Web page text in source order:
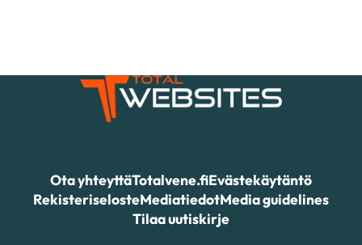
Ota yhteyttäTotalvene.fiEvästekäytäntö
RekisteriselosteMediatiedotMedia guidelines
Tilaa uutiskirje